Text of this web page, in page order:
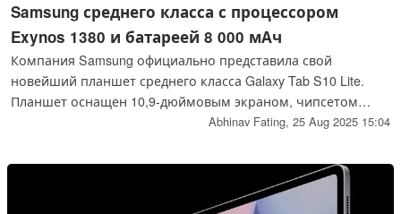
Samsung среднего класса с процессором
Exynos 1380 и батареей 8 000 мАч
Компания Samsung официально представила свой
новейший планшет среднего класса Galaxy Tab S10 Lite.
Планшет оснащен 10,9-дюймовым экраном, чипсетом
Exynos 1380, до 8 ГБ оперативной памяти и аккумулятором
цветовых вариантах и поставляется как с Wi-Fi, так и с 5G.
Abhinav Fating, 25 Aug 2025 15:04